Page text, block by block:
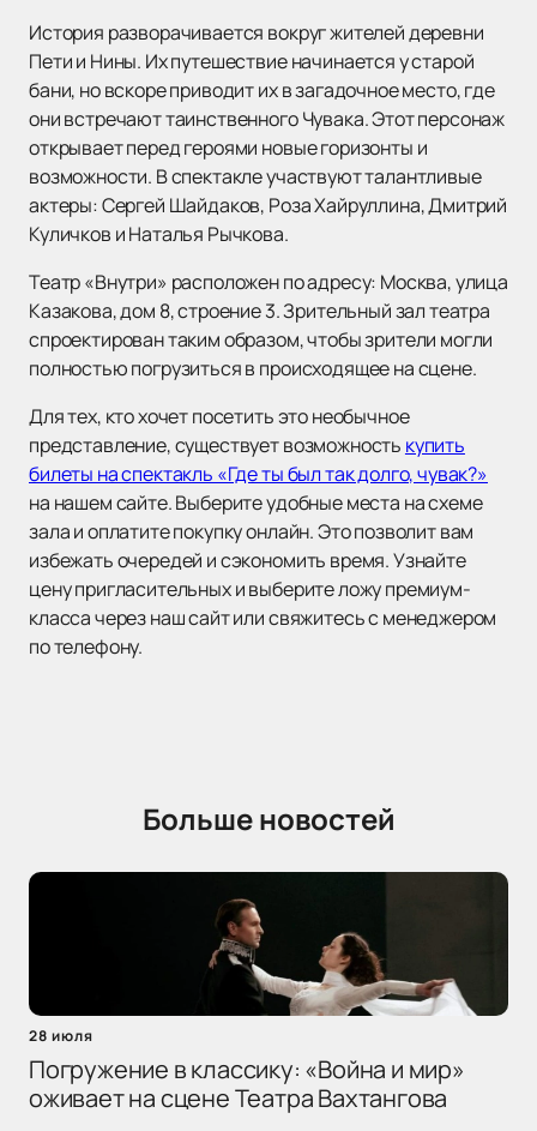
История разворачивается вокруг жителей деревни
Пети и Нины. Их путешествие начинается у старой
бани, но вскоре приводит их в загадочное место, где
они встречают таинственного Чувака. Этот персонаж
открывает перед героями новые горизонты и
возможности. В спектакле участвуют талантливые
актеры: Сергей Шайдаков, Роза Хайруллина, Дмитрий
Куличков и Наталья Рычкова.
Театр «Внутри» расположен по адресу: Москва, улица
Казакова, дом 8, строение 3. Зрительный зал театра
спроектирован таким образом, чтобы зрители могли
полностью погрузиться в происходящее на сцене.
Для тех, кто хочет посетить это необычное
представление, существует возможность купить
билеты на спектакль «Где ты был так долго, чувак?»
на нашем сайте. Выберите удобные места на схеме
зала и оплатите покупку онлайн. Это позволит вам
избежать очередей и сэкономить время. Узнайте
цену пригласительных и выберите ложу премиум-
класса через наш сайт или свяжитесь с менеджером
по телефону.
Больше новостей
28 июля
Погружение в классику: «Война и мир»
оживает на сцене Театра Вахтангова